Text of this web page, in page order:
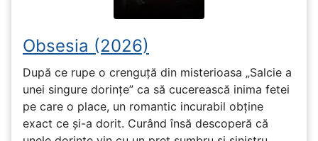
Obsesia (2026)
După ce rupe o crenguță din misterioasa „Salcie a
unei singure dorințe” ca să cucerească inima fetei
pe care o place, un romantic incurabil obține
exact ce și-a dorit. Curând însă descoperă că